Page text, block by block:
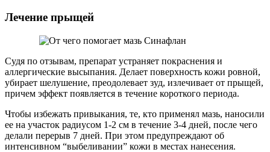
Лечение прыщей
Судя по отзывам, препарат устраняет покраснения и
аллергические высыпания. Делает поверхность кожи ровной,
убирает шелушение, преодолевает зуд, излечивает от прыщей,
причем эффект появляется в течение короткого периода.
Чтобы избежать привыкания, те, кто применял мазь, наносили
ее на участок радиусом 1-2 см в течение 3-4 дней, после чего
делали перерыв 7 дней. При этом предупреждают об
интенсивном “выбеливании” кожи в местах нанесения.